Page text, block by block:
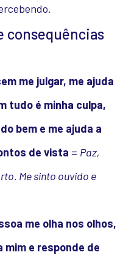
consequências
me julgar, me ajuda
tudo é minha culpa,
bem e me ajuda a
de vista = Paz,
Me sinto ouvido e
me olha nos olhos,
mim e responde de